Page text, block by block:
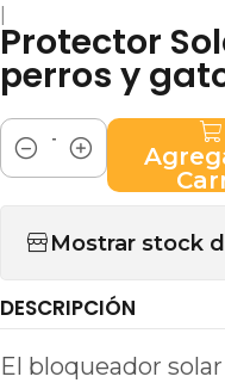
|
Protector
perros y
Cantidad
Mostrar stock
DESCRIPCIÓN
El bloqueador